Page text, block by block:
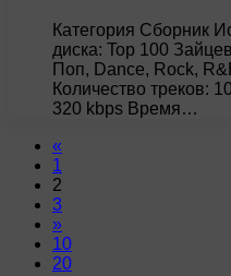
Категория Сборник
диска: Top 100
Поп, Dance, Rock,
Количество треков:
320 kbps Время…
«
1
2
3
»
10
20